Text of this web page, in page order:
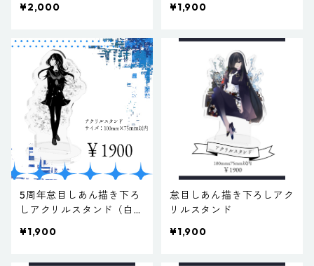
¥2,000
¥1,900
5周年怠目しあん描き下ろ
しアクリルスタンド（白
¥1,900
怠目しあん描き下ろしアク
リルスタンド
¥1,900